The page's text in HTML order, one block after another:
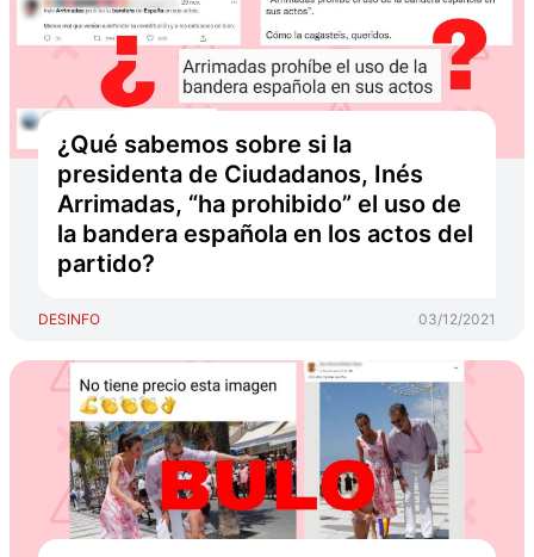
¿Qué sabemos sobre si la
presidenta de Ciudadanos, Inés
Arrimadas, “ha prohibido” el uso de
la bandera española en los actos del
partido?
DESINFO 03/12/2021